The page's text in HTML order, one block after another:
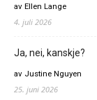
av Ellen Lange
4. juli 2026
Ja, nei, kanskje?
av Justine Nguyen
25. juni 2026